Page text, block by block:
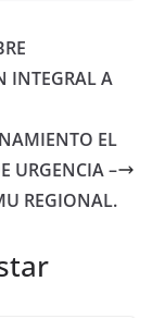
INTEGRAL A
EL
URGENCIA –
REGIONAL.